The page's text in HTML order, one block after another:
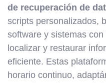
de recuperación de
scripts personalizados,
software y sistemas
localizar y restaurar
eficiente. Estas
horario continuo,